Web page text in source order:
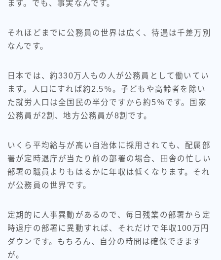
ます。でも、事実なんです。
それほどまでに公務員の世界は広く、待遇は千差万別
なんです。
日本では、約330万人もの人が公務員として働いてい
ます。人口にすれば約2.5％。子どもや高齢者を除い
た就労人口は全国民の半分ですから約5％です。国家
公務員が2割、地方公務員が8割です。
いくら平均給与が高い自治体に採用されても、配属部
署が定時退庁が当たり前の部署の場合、田舎の忙しい
部署の職員よりもはるかに年収は低くなります。それ
が公務員の世界です。
定期的に人事異動があるので、毎日残業の部署から定
時退庁の部署に異動すれば、それだけで年収100万円
ダウンです。もちろん、自分の時間は確保できます
が。